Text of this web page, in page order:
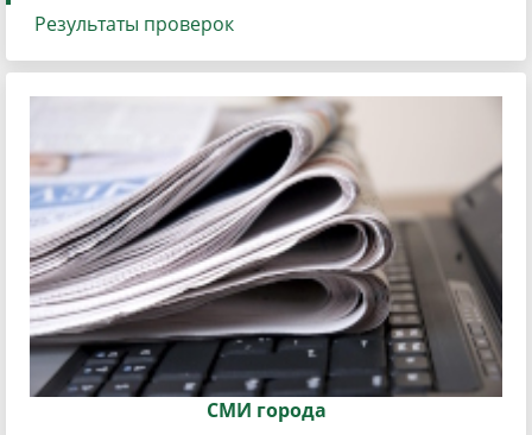
Результаты проверок
СМИ города